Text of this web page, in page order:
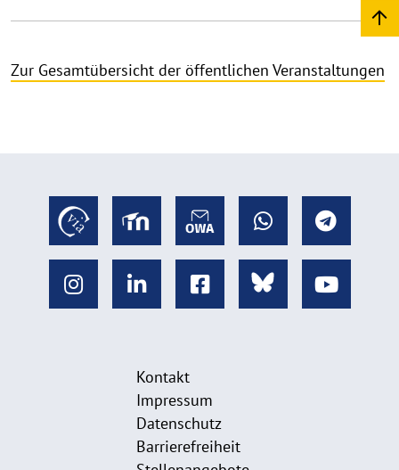
Zur Gesamtübersicht der öffentlichen Veranstaltungen
Kontakt
Impressum
Datenschutz
Barrierefreiheit